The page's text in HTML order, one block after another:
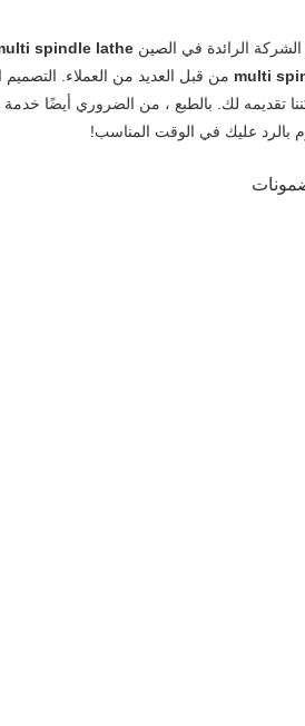
الرائدة في الصينspindle lathe
multi من قبل العديد من العملاء. التصميم
تقديمه لك. بالطبع ، من الضروري أيضًا خدمة
بالرد عليك في الوقت المناسب!